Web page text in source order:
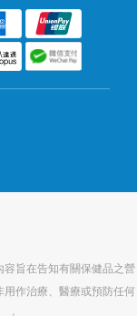
容旨在告知有關保健品之營
作治療、醫療或預防任何